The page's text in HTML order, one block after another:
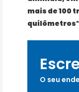
mais de 100
O seu